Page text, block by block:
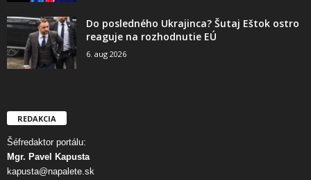
Do posledného Ukrajinca? Šutaj Eštok ostro
reaguje na rozhodnutie EÚ
6. aug 2026
REDAKCIA
Šéfredaktor portálu:
Mgr. Pavel Kapusta
kapusta@napalete.sk